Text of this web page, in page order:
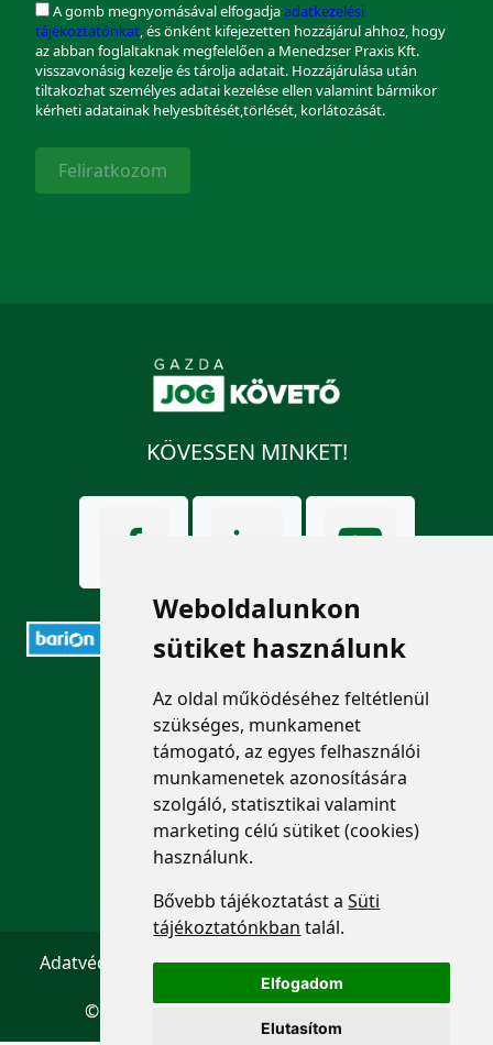
Weboldalunkon
sütiket használunk
Az oldal működéséhez feltétlenül
szükséges, munkamenet
támogató, az egyes felhasználói
munkamenetek azonosítására
szolgáló, statisztikai valamint
marketing célú sütiket (cookies)
használunk.
Bővebb tájékoztatást aSüti
tájékoztatónkban talál.
Elfogadom
Elutasítom
A gomb megnyomásával elfogadjaadatkezelési
tájékoztatónkat, és önként kifejezetten hozzájárul ahhoz, hogy
az abban foglaltaknak megfelelően a Menedzser Praxis Kft.
visszavonásig kezelje és tárolja adatait. Hozzájárulása után
tiltakozhat személyes adatai kezelése ellen valamint bármikor
kérheti adatainak helyesbítését,törlését, korlátozását.
Feliratkozom
KÖVESSEN MINKET!
ELÉRHETŐSÉGEK
+36 1 880 7600
info@mprx.hu
Adatvédelem ÁSZF Impresszum
Kapcsolat
© 2026 Copyright:Menedzserpraxis.hu